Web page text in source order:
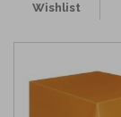
Wishlist